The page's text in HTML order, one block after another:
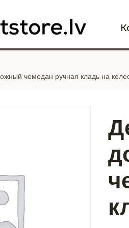
чемодан ручная кладь на